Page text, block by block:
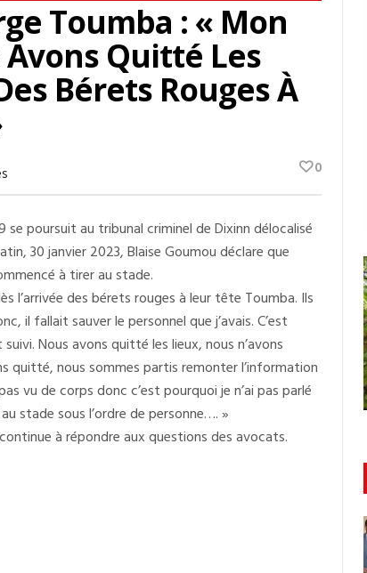
Toumba : « Mon
Quitté Les
Bérets Rouges À
Goumou
Toumba
:
«
Mon
Équipe
Et
Moi,
Nous
Avons
Quitté
Les
Lieux
Dès
L’arrivée
Des
Bérets
0
poursuit au tribunal criminel de Dixinn délocalisé
30 janvier 2023, Blaise Goumou déclare que
à tirer au stade.
l’arrivée des bérets rouges à leur tête Toumba. Ils
il fallait sauver le personnel que j’avais. C’est
Nous avons quitté les lieux, nous n’avons
quitté, nous sommes partis remonter l’information
vu de corps donc c’est pourquoi je n’ai pas parlé
stade sous l’ordre de personne…. »
à répondre aux questions des avocats.